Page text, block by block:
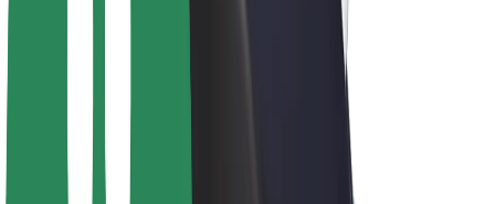
Project Zero